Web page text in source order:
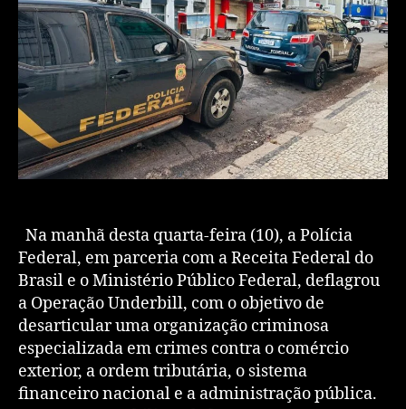
Na manhã desta quarta-feira (10), a Polícia
Federal, em parceria com a Receita Federal do
Brasil e o Ministério Público Federal, deflagrou
a Operação Underbill, com o objetivo de
desarticular uma organização criminosa
especializada em crimes contra o comércio
exterior, a ordem tributária, o sistema
financeiro nacional e a administração pública.